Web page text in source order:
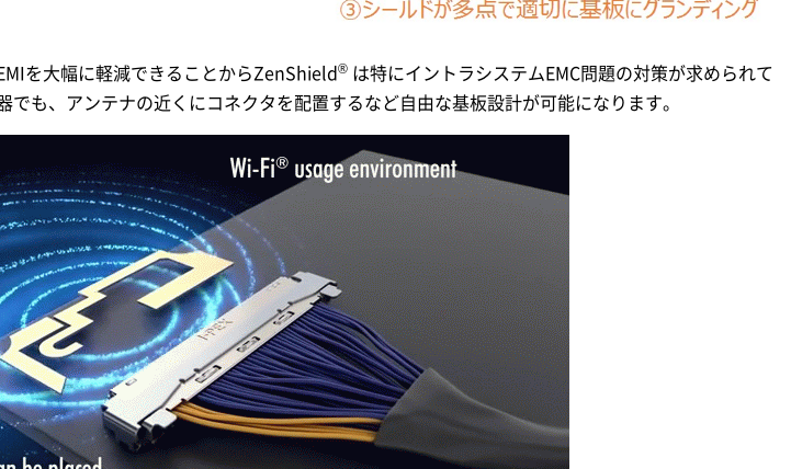
を大幅に軽減できることからZenShield® は特にイントラシステムEMC問題の対策が求められて
も、アンテナの近くにコネクタを配置するなど自由な基板設計が可能になります。